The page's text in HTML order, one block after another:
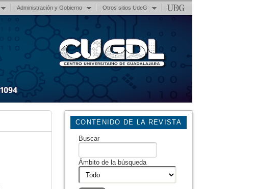
Administración y Gobierno Otros sitios UdeG
CONTENIDO DE LA REVISTA
Buscar
Ámbito de la búsqueda